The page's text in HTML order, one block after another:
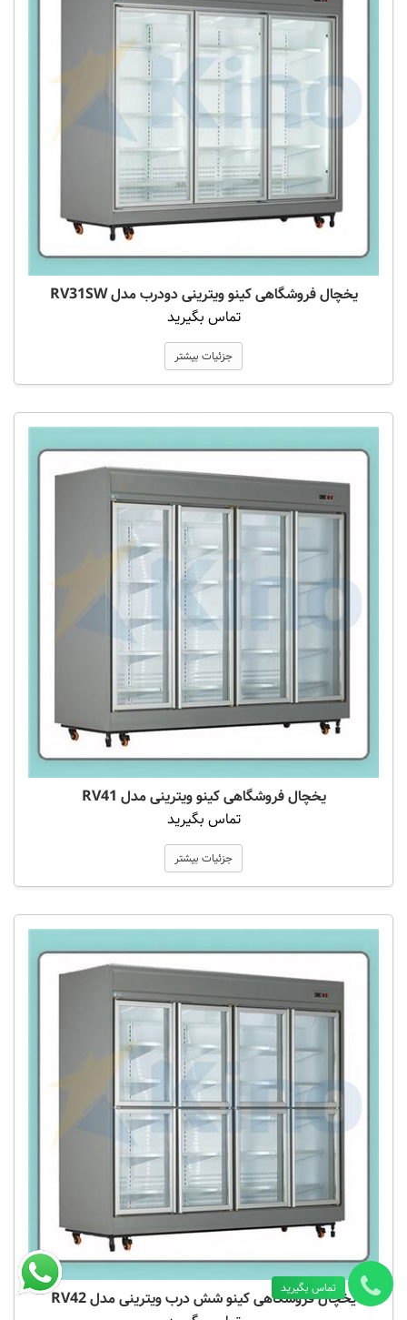
یخچال فروشگاهی کینو ویترینی دودرب مدل RV31SW
تماس بگیرید
جزئیات بیشتر
یخچال فروشگاهی کینو ویترینی مدل RV41
تماس بگیرید
جزئیات بیشتر
یخچال فروشگاهی کینو شش درب ویترینی مدل RV42
تماس بگیرید